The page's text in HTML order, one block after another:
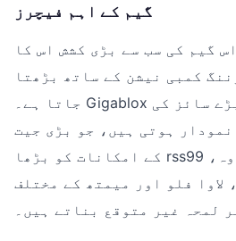
گیم کے اہم فیچرز
اس گیم کی سب سے بڑی کشش اس کا 'DoubleMax' ملٹی
کمبی نیشن کے ساتھ بڑھتا
جاتا ہے۔ Gigablox فیچر کے ذریعے بڑے سائز کی
نمودار ہوتی ہیں، جو بڑی جیت
کے امکانات کو بڑھا rss99 سکتی ہیں۔ اس کے علاوہ،
لاوا فلو اور میمتھ کے مختلف
لمحہ غیر متوقع بناتے ہیں۔